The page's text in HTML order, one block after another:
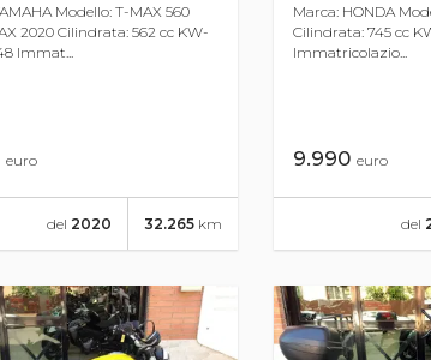
Modello: T-MAX 560
2020 Cilindrata: 562 cc KW-
Immat...
euro
32.265 km
del 2020
Marca: HONDA
Cilindrata: 745 cc
Immatricolazio...
9.990 euro
del